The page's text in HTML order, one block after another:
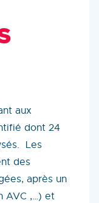
aux
dont 24
Les
des
après un
AVC ,…) et